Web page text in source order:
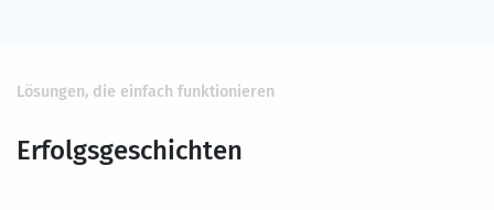
Lösungen, die einfach funktionieren
Erfolgsgeschichten